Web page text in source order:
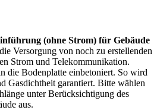
(ohne Strom) für Gebäude
Versorgung von noch zu erstellenden
Strom und Telekommunikation.
die Bodenplatte einbetoniert. So wird
Gasdichtheit garantiert. Bitte wählen
unter Berücksichtigung des
aus.